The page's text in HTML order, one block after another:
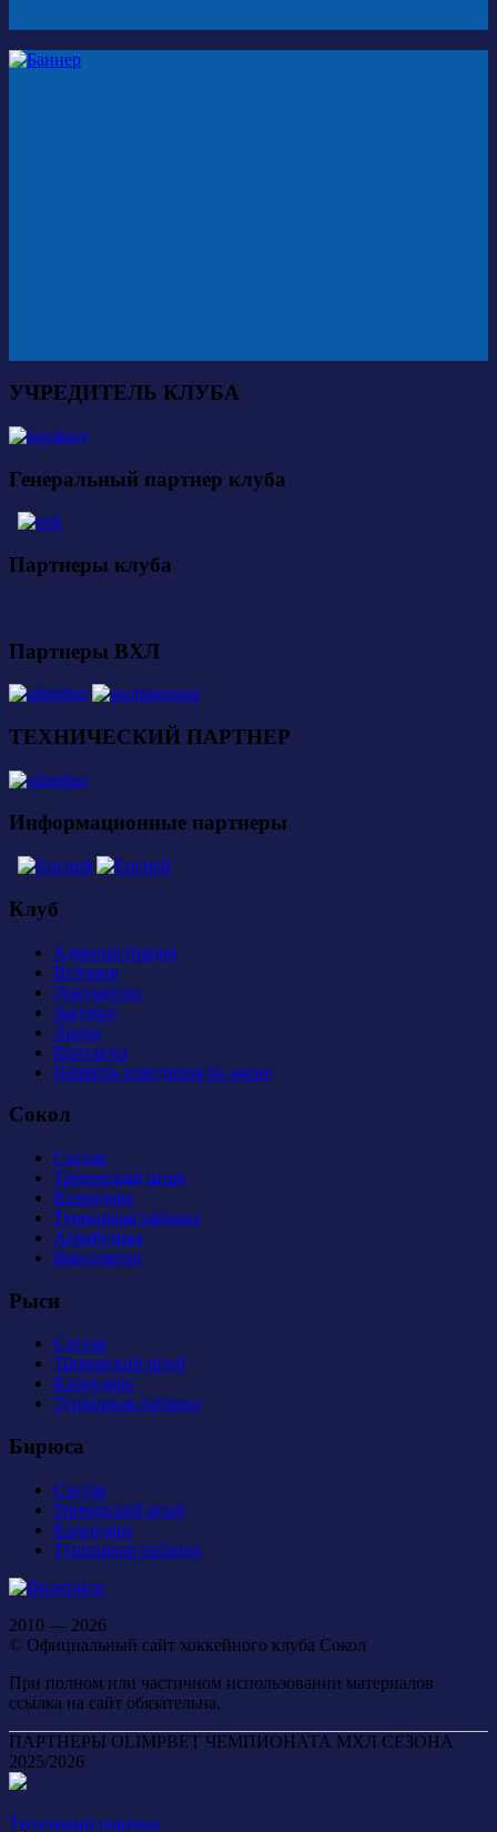
УЧРЕДИТЕЛЬ КЛУБА
Генеральный партнер клуба
Партнеры клуба
Партнеры ВХЛ
ТЕХНИЧЕСКИЙ ПАРТНЕР
Информационные партнеры
Клуб
Администрация
История
Документы
Закупки
Арена
Контакты
Правила поведения на арене
Сокол
Состав
Тренерский штаб
Календарь
Турнирная таблица
Атрибутика
Фан-сектор
Рыси
Состав
Тренерский штаб
Календарь
Турнирная таблица
Бирюса
Состав
Тренерский штаб
Календарь
Турнирная таблица
2010 — 2026
© Официальный сайт хоккейного клуба Сокол
При полном или частичном использовании материалов
ссылка на сайт обязательна.
ПАРТНЕРЫ OLIMPBET ЧЕМПИОНАТА МХЛ СЕЗОНА
2025/2026
Титульный партнер